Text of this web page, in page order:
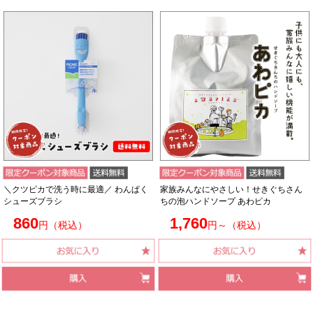
＼クツピカで洗う時に最適／ わんぱく
シューズブラシ
家族みんなにやさしい！せきぐちさん
ちの泡ハンドソープ あわピカ
860円（税込） 1,760円～（税込）